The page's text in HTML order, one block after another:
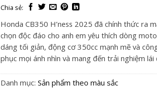
CB350 hứa hẹn sẽ chinh phục mọi ánh nhìn và
Honda CB350 H’ness 2025 đã chính thức ra
chọn độc đáo cho anh em yêu thích dòng
dáng tối giản, động cơ 350cc mạnh mẽ và
phục mọi ánh nhìn và mang đến trải nghiệm lái
Danh mục: Sản phẩm theo màu sắc